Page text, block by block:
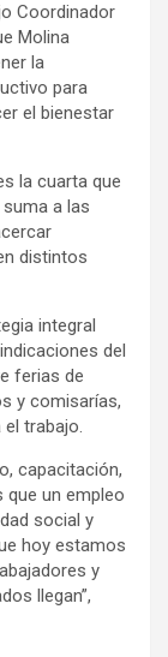
Coordinador
Molina
la
para
el bienestar
la cuarta que
a las
distintos
integral
del
ferias de
y comisarías,
trabajo.
capacitación,
un empleo
social y
hoy estamos
y
llegan”,